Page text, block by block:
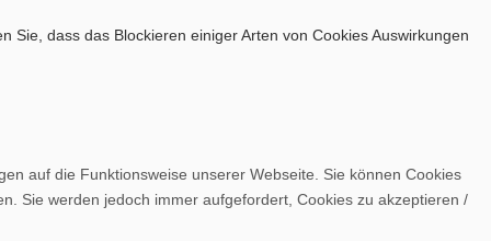
dass das Blockieren einiger Arten von Cookies Auswirkungen
auf die Funktionsweise unserer Webseite. Sie können Cookies
Sie werden jedoch immer aufgefordert, Cookies zu akzeptieren /